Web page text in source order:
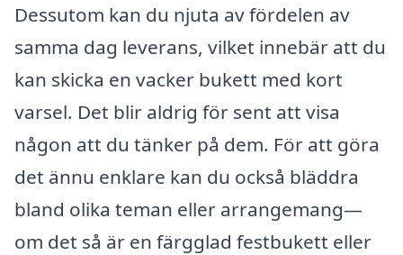
Dessutom kan du njuta av fördelen av
samma dag leverans, vilket innebär att du
kan skicka en vacker bukett med kort
varsel. Det blir aldrig för sent att visa
någon att du tänker på dem. För att göra
det ännu enklare kan du också bläddra
bland olika teman eller arrangemang—
om det så är en färgglad festbukett eller